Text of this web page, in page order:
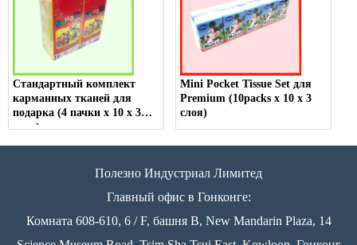
Стандартный комплект
карманных тканей для
подарка (4 пачки x 10 x 3
слоя)
Mini Pocket Tissue Set для
Premium (10packs x 10 x 3
слоя)
Полезно Индустриал Лимитед
Главный офис в Гонконге:
Комната 608-610, 6 / F, башня B, New Mandarin Plaza, 14